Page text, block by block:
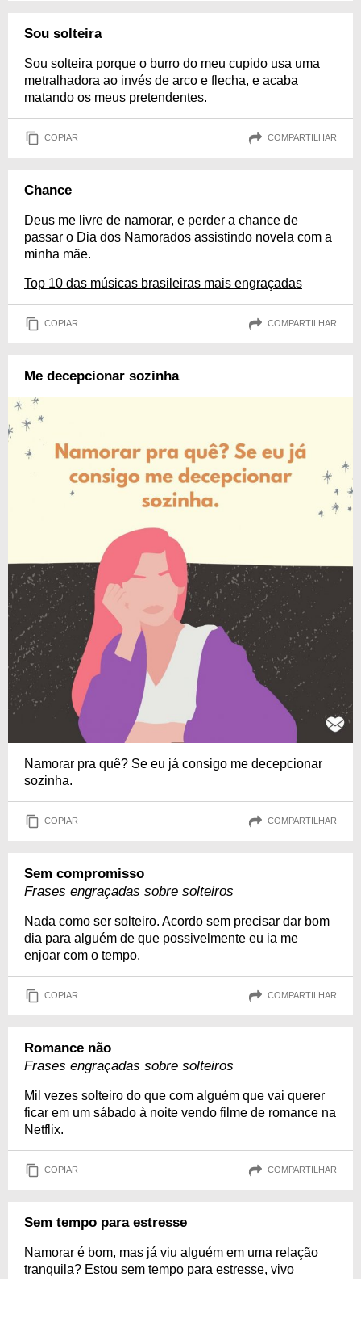
Sou solteira
Sou solteira porque o burro do meu cupido usa uma
metralhadora ao invés de arco e flecha, e acaba
matando os meus pretendentes.
COPIAR COMPARTILHAR
Chance
Deus me livre de namorar, e perder a chance de
passar o Dia dos Namorados assistindo novela com a
minha mãe.
Top 10 das músicas brasileiras mais engraçadas
COPIAR COMPARTILHAR
Me decepcionar sozinha
Namorar pra quê? Se eu já consigo me decepcionar
sozinha.
COPIAR COMPARTILHAR
Sem compromisso
Frases engraçadas sobre solteiros
Nada como ser solteiro. Acordo sem precisar dar bom
dia para alguém de que possivelmente eu ia me
enjoar com o tempo.
COPIAR COMPARTILHAR
Romance não
Frases engraçadas sobre solteiros
Mil vezes solteiro do que com alguém que vai querer
ficar em um sábado à noite vendo filme de romance na
Netflix.
COPIAR COMPARTILHAR
Sem tempo para estresse
Namorar é bom, mas já viu alguém em uma relação
tranquila? Estou sem tempo para estresse, vivo